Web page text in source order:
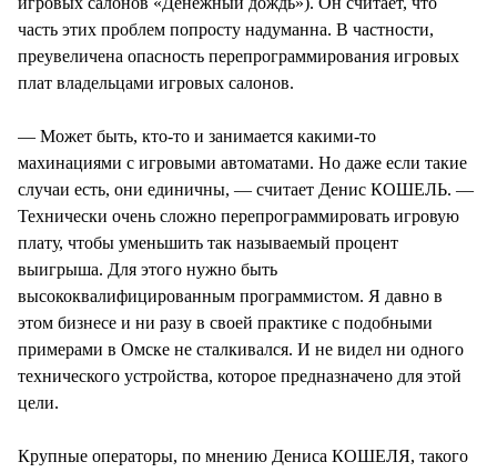
часть этих проблем попросту надуманна. В частности,
преувеличена опасность перепрограммирования игровых
плат владельцами игровых салонов.
— Может быть, кто-то и занимается какими-то
махинациями с игровыми автоматами. Но даже если такие
случаи есть, они единичны, — считает Денис КОШЕЛЬ. —
Технически очень сложно перепрограммировать игровую
плату, чтобы уменьшить так называемый процент
выигрыша. Для этого нужно быть
высококвалифицированным программистом. Я давно в
этом бизнесе и ни разу в своей практике с подобными
примерами в Омске не сталкивался. И не видел ни одного
технического устройства, которое предназначено для этой
цели.
Крупные операторы, по мнению Дениса КОШЕЛЯ, такого